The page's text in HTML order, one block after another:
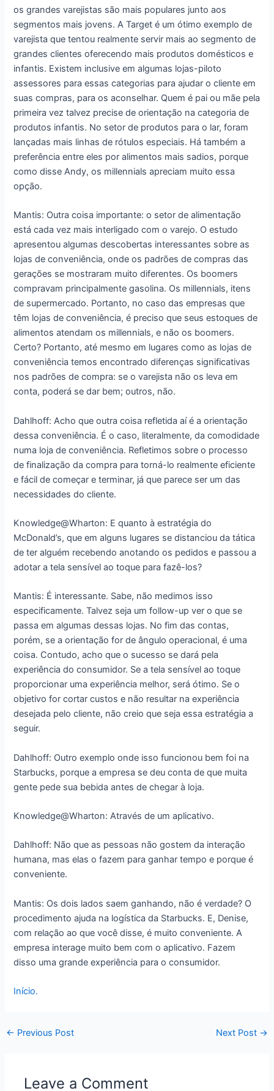
os grandes varejistas são mais populares junto aos
segmentos mais jovens. A Target é um ótimo exemplo de
varejista que tentou realmente servir mais ao segmento de
grandes clientes oferecendo mais produtos domésticos e
infantis. Existem inclusive em algumas lojas-piloto
assessores para essas categorias para ajudar o cliente em
suas compras, para os aconselhar. Quem é pai ou mãe pela
primeira vez talvez precise de orientação na categoria de
produtos infantis. No setor de produtos para o lar, foram
lançadas mais linhas de rótulos especiais. Há também a
preferência entre eles por alimentos mais sadios, porque
como disse Andy, os millennials apreciam muito essa
opção.
Mantis: Outra coisa importante: o setor de alimentação
está cada vez mais interligado com o varejo. O estudo
apresentou algumas descobertas interessantes sobre as
lojas de conveniência, onde os padrões de compras das
gerações se mostraram muito diferentes. Os boomers
compravam principalmente gasolina. Os millennials, itens
de supermercado. Portanto, no caso das empresas que
têm lojas de conveniência, é preciso que seus estoques de
alimentos atendam os millennials, e não os boomers.
Certo? Portanto, até mesmo em lugares como as lojas de
conveniência temos encontrado diferenças significativas
nos padrões de compra: se o varejista não os leva em
conta, poderá se dar bem; outros, não.
Dahlhoff: Acho que outra coisa refletida aí é a orientação
dessa conveniência. É o caso, literalmente, da comodidade
numa loja de conveniência. Refletimos sobre o processo
de finalização da compra para torná-lo realmente eficiente
e fácil de começar e terminar, já que parece ser um das
necessidades do cliente.
Knowledge@Wharton: E quanto à estratégia do
McDonald’s, que em alguns lugares se distanciou da tática
de ter alguém recebendo anotando os pedidos e passou a
adotar a tela sensível ao toque para fazê-los?
Mantis: É interessante. Sabe, não medimos isso
especificamente. Talvez seja um follow-up ver o que se
passa em algumas dessas lojas. No fim das contas,
porém, se a orientação for de ângulo operacional, é uma
coisa. Contudo, acho que o sucesso se dará pela
experiência do consumidor. Se a tela sensível ao toque
proporcionar uma experiência melhor, será ótimo. Se o
objetivo for cortar custos e não resultar na experiência
desejada pelo cliente, não creio que seja essa estratégia a
seguir.
Dahlhoff: Outro exemplo onde isso funcionou bem foi na
Starbucks, porque a empresa se deu conta de que muita
gente pede sua bebida antes de chegar à loja.
Knowledge@Wharton: Através de um aplicativo.
Dahlhoff: Não que as pessoas não gostem da interação
humana, mas elas o fazem para ganhar tempo e porque é
conveniente.
Mantis: Os dois lados saem ganhando, não é verdade? O
procedimento ajuda na logística da Starbucks. E, Denise,
com relação ao que você disse, é muito conveniente. A
empresa interage muito bem com o aplicativo. Fazem
disso uma grande experiência para o consumidor.
Início.
← Previous Post Next Post →
Leave a Comment